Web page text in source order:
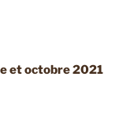
et octobre 2021